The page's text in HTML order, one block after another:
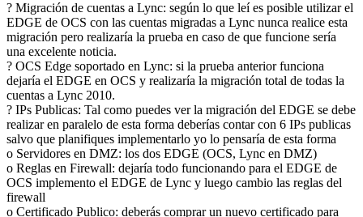
? Migración de cuentas a Lync: según lo que leí es posible utilizar el
EDGE de OCS con las cuentas migradas a Lync nunca realice esta
migración pero realizaría la prueba en caso de que funcione sería
una excelente noticia.
? OCS Edge soportado en Lync: si la prueba anterior funciona
dejaría el EDGE en OCS y realizaría la migración total de todas la
cuentas a Lync 2010.
? IPs Publicas: Tal como puedes ver la migración del EDGE se debe
realizar en paralelo de esta forma deberías contar con 6 IPs publicas
salvo que planifiques implementarlo yo lo pensaría de esta forma
o Servidores en DMZ: los dos EDGE (OCS, Lync en DMZ)
o Reglas en Firewall: dejaría todo funcionando para el EDGE de
OCS implemento el EDGE de Lync y luego cambio las reglas del
firewall
o Certificado Publico: deberás comprar un nuevo certificado para